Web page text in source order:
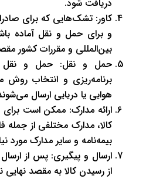
دریافت شود.
کاور: تشک‌هایی که برای
و برای حمل و نقل آماده
بین‌المللی و مقررات کشور
حمل و نقل: حمل و نقل
برنامه‌ریزی و انتخاب روش
هوایی یا دریایی ارسال
ارائه مدارک: ممکن است
کالا، مدارک مختلفی از جمله
بیمه‌نامه و سایر مدارک مورد
ارسال و پیگیری: پس از ارسال
از رسیدن کالا به مقصد